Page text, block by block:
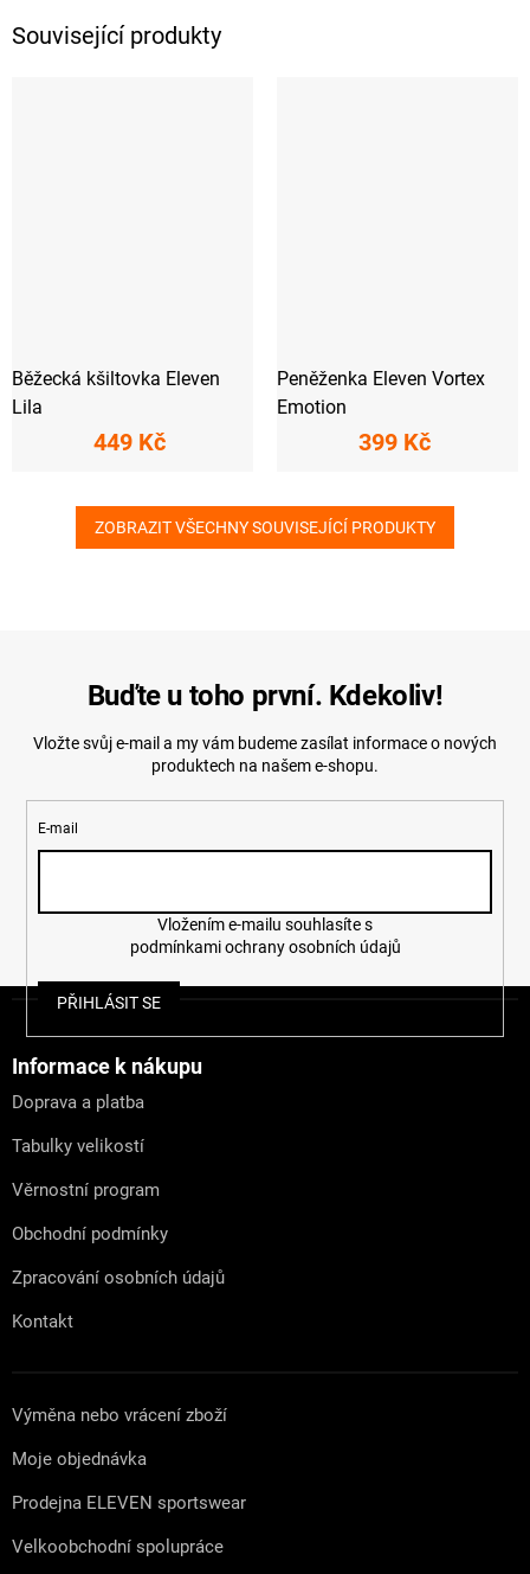
Související produkty
Běžecká kšiltovka Eleven
Lila
449 Kč
Peněženka Eleven Vortex
Emotion
399 Kč
ZOBRAZIT VŠECHNY SOUVISEJÍCÍ PRODUKTY
Buďte u toho první. Kdekoliv!
Vložte svůj e-mail a my vám budeme zasílat informace o nových
produktech na našem e-shopu.
E-mail
podmínkami ochrany osobních údajů
PŘIHLÁSIT SE
Informace k nákupu
Doprava a platba
Tabulky velikostí
Věrnostní program
Obchodní podmínky
Zpracování osobních údajů
Kontakt
Výměna nebo vrácení zboží
Moje objednávka
Prodejna ELEVEN sportswear
Velkoobchodní spolupráce